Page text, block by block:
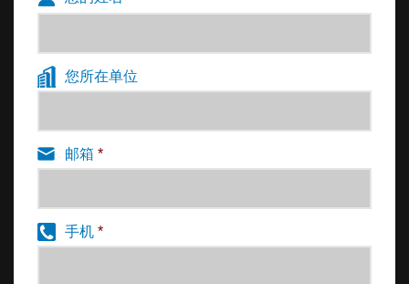
您所在单位
邮箱 *
手机 *